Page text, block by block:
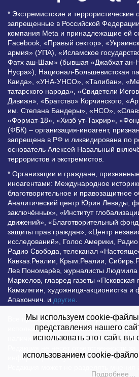
* Экстремистские и террористические
запрещенные в Российской
компания Meta и принадлежащие ей
Facebook, «Правый сектор»,
армия» (УПА), «Исламское
Фатх аш-Шам» (бывшая «Джабхат ан-
Нусра»), Национал-Большевистская
Каида», «УНА-УНСО», «Талибан»,
татарского народа», «Свидетели
Дивижн», «Братство» Корчинского,
им. Степана Бандеры», «НСО»,
«Формат-18», «Хизб ут-Тахрир»,
(ФБК) – организация-иноагент,
запрещена в РФ и ликвидирована по
основатель Алексей Навальный
террористов и экстремистов.
* Организации и граждане,
иноагентами: Международное
благотворительное и правозащитное
Аналитический центр Юрия Левады,
заключённых», «Институт
движений», «Благотворительный
защиты прав граждан», «Центр
исследований», Голос Америки,
Радио Свобода, телеканал
Кавказ.Реалии, Крым.Реалии,
Лев Пономарёв, журналисты Людмила
Маркелов, главред газеты «Псковская
Камалягин, художница-акционистка и
Апахончич. и другие
Все права защищены и охраняются
использование материалов сайта
наличия активной гиперссылки на
Редакция не несет ответственности
информации, опубликованной в
Мы используем cookie-
представления нашего
использовать этот сайт, вы
использованием cookie-
Подробнее…